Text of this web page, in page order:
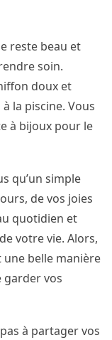
reste beau et
soin.
doux et
la piscine. Vous
à bijoux pour le
qu’un simple
de vos joies
quotidien et
votre vie. Alors,
une belle manière
garder vos
à partager vos